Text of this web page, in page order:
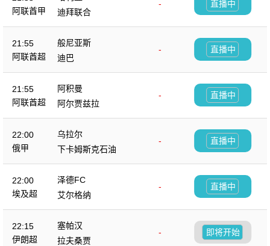
阿联酋甲
-
迪拜联合
直播中
21:55
阿联酋超
般尼亚斯
-
迪巴
直播中
21:55
阿联酋超
阿积曼
-
阿尔贾兹拉
直播中
22:00
俄甲
乌拉尔
-
下卡姆斯克石油
直播中
22:00
埃及超
泽德FC
-
艾尔格纳
直播中
22:15
伊朗超
塞帕汉
-
拉夫桑贾
即将开始